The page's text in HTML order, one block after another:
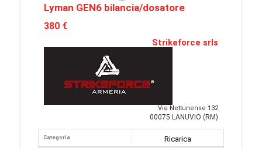
Lyman GEN6 bilancia/dosatore
380 €
Strikeforce srls
Via Nettunense 132
00075 LANUVIO (RM)
Categoria
Ricarica